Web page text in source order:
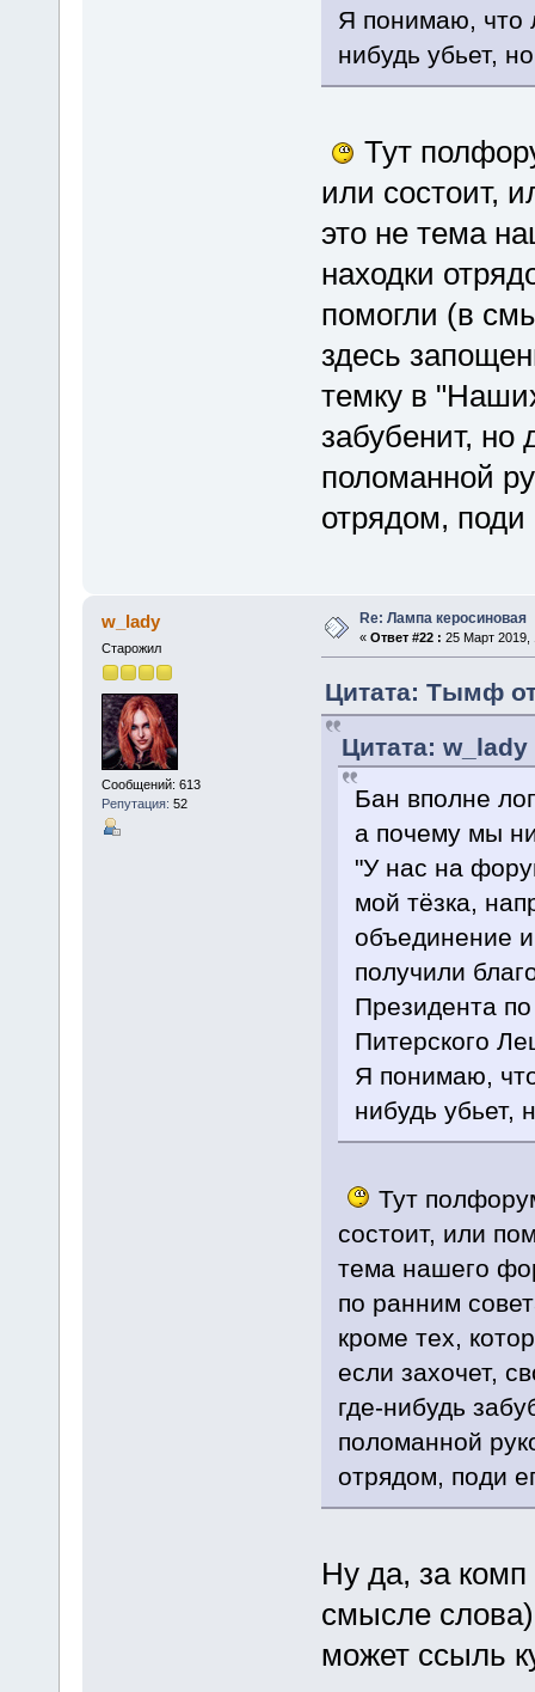
Я понимаю, что
нибудь убьет,
Тут
или состоит,
это не тема
находки
помогли (в
здесь
темку в
забубенит, но
поломанной
отрядом,
w_lady
Старожил
Сообщений: 613
Репутация: 52
Re: Лампа керосиновая
« Ответ #22 : 25 Март 2019,
Цитата: Тымф
Цитата:
Бан вполне
а почему мы
"У нас на
мой тёзка,
объединение
получили
Президента
Питерского
Я понимаю,
нибудь убьет,
Тут
состоит, или
тема нашего
по ранним
кроме тех,
если захочет,
где-нибудь
поломанной
отрядом, поди
Ну да, за
смысле
может ссыль